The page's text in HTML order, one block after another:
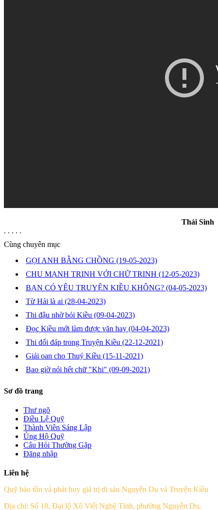
Thái Sinh
. . . . .
Cùng chuyên mục
GỌI ANH BẰNG CHỒNG (19-05-2023)
CHU MẠNH TRINH VỚI CHỮ TRINH (12-05-2023)
BẠN CÓ YÊU TRUYỆN KIỀU KHÔNG? (04-05-2023)
Từ Hải là ai (28-04-2023)
Thi đậu nhờ bói Kiều (09-04-2023)
Đọc Kiều mới làm được văn hay (04-04-2023)
Thi đối đáp trong Truyện Kiều (22-12-2021)
Giải oan cho Thuý Kiều (15-11-2021)
Bao giờ nói hết chữ "Khi" (09-09-2021)
Sơ đồ trang
Thư ngõ
Điều Lệ Quỹ
Thành Viên Sáng Lập
Ủng Hộ Quỹ
Câu Hỏi Thường Gặp
Đăng nhập
Liên hệ
Quỹ bảo tồn và phát huy giá trị di sản Nguyễn Du và Truyện Kiều
Địa chỉ: Số 18, Đại lộ Xô Viết Nghệ Tỉnh, phường Nguyễn Du,